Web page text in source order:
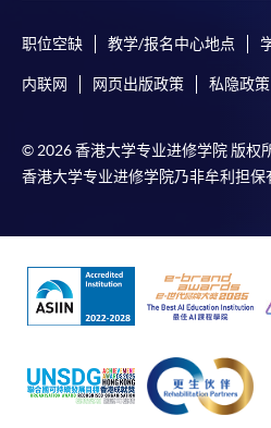
职位空缺 教学/报名中心地点
内联网 网页出版政策 私隐政策
© 2026 香港大学专业进修学院 版权
香港大学专业进修学院乃非牟利担保